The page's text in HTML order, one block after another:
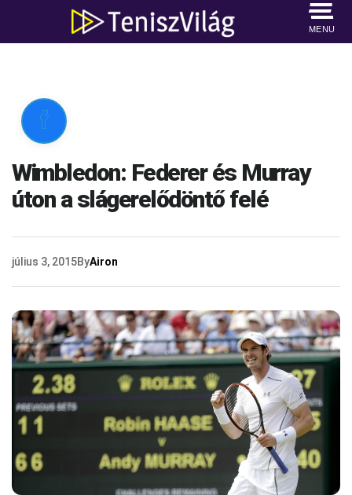
MENU

Wimbledon: Federer és Murray
úton a slágerelődöntő felé
július 3, 2015ByAiron